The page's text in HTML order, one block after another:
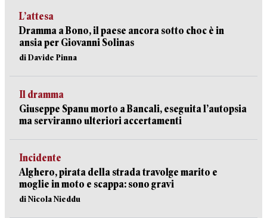
L’attesa
Dramma a Bono, il paese ancora sotto choc è in
ansia per Giovanni Solinas
di Davide Pinna
Il dramma
Giuseppe Spanu morto a Bancali, eseguita l’autopsia
ma serviranno ulteriori accertamenti
Incidente
Alghero, pirata della strada travolge marito e
moglie in moto e scappa: sono gravi
di Nicola Nieddu